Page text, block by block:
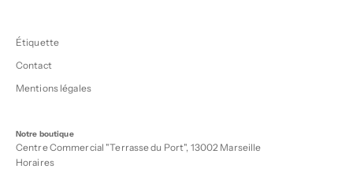
Étiquette
Contact
Mentions légales
Notre boutique
Centre Commercial "Terrasse du Port", 13002 Marseille
Horaires